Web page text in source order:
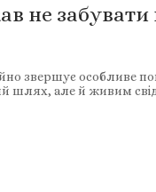
забувати
звершує особливе
шлях, але й живим